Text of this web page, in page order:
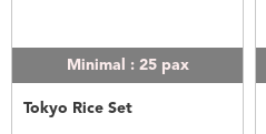
Minimal : 25 pax
Tokyo Rice Set